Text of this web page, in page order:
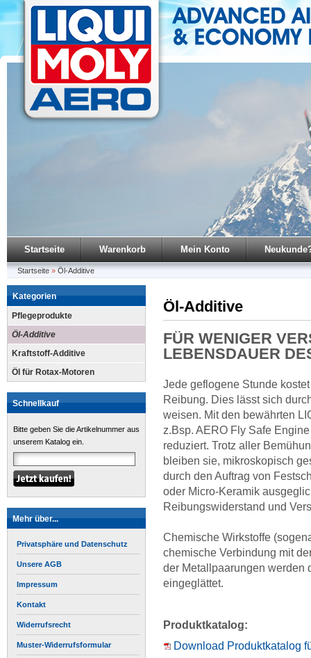
Startseite Warenkorb Mein Konto
Startseite » Öl-Additive
Kategorien
Pflegeprodukte
Öl-Additive
Kraftstoff-Additive
Öl für Rotax-Motoren
Schnellkauf
Bitte geben Sie die Artikelnummer aus
unserem Katalog ein.
Mehr über...
Privatsphäre und Datenschutz
Unsere AGB
Impressum
Kontakt
Widerrufsrecht
Muster-Widerrufsformular
Öl-Additive
FÜR WENIGER
LEBENSDAUER
Jede geflogene Stunde
Reibung. Dies lässt sich
weisen. Mit den bewährten
z.Bsp. AERO Fly Safe
reduziert. Trotz aller
bleiben sie, mikroskopisch
durch den Auftrag von
oder Micro-Keramik
Reibungswiderstand und
Chemische Wirkstoffe
chemische Verbindung mit
der Metall­paarungen werden
eingeglättet.
Produktkatalog:
Download Produktkatalog